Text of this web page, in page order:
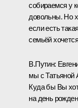
собираемся у
довольны. Но
если есть
семьёй
В.Путин:
мы с Татьяной
Куда бы Вы
на день